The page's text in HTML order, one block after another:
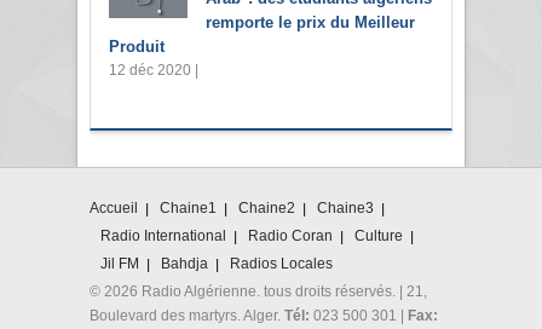
remporte le prix du Meilleur
Produit
12 déc 2020 |
Accueil Chaine1 Chaine2
Chaine3
Radio International
Radio Coran
Culture
Jil FM
Bahdja
Radios Locales
© 2026 Radio Algérienne. tous droits réservés. | 21,
Boulevard des martyrs. Alger. Tél: 023 500 301 | Fax: